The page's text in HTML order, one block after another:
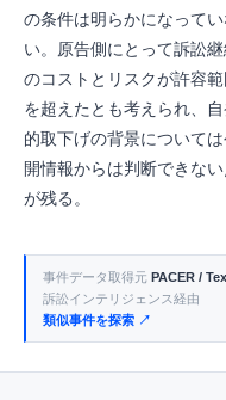
の条件は明らかになってい
い。原告側にとって訴訟
のコストとリスクが許容範
を超えたとも考えられ、自
的取下げの背景について
開情報からは判断できない
が残る。
事件データ取得元 PACER /
訴訟インテリジェンス経由
類似事件を探索 ↗